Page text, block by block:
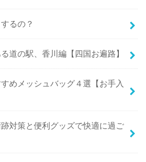
るの？
道の駅、香川編【四国お遍路】
めメッシュバッグ４選【お手入
対策と便利グッズで快適に過ご